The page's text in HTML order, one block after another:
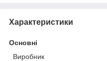
Характеристики
Основні
Виробник